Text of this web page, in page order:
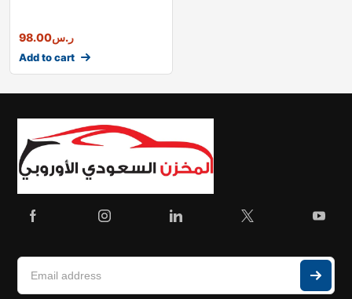
ر.س98.00
Add to cart